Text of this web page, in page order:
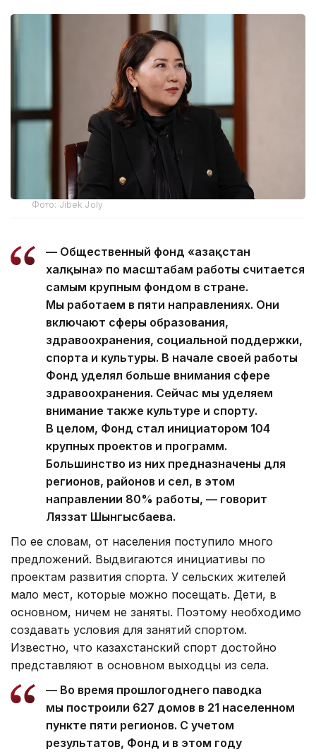
Фото: Jibek Joly
— Общественный фонд «Қазақстан
халқына» по масштабам работы считается
самым крупным фондом в стране.
Мы работаем в пяти направлениях. Они
включают сферы образования,
здравоохранения, социальной поддержки,
спорта и культуры. В начале своей работы
Фонд уделял больше внимания сфере
здравоохранения. Сейчас мы уделяем
внимание также культуре и спорту.
В целом, Фонд стал инициатором 104
крупных проектов и программ.
Большинство из них предназначены для
регионов, районов и сел, в этом
направлении 80% работы, — говорит
Ляззат Шынгысбаева.
По ее словам, от населения поступило много
предложений. Выдвигаются инициативы по
проектам развития спорта. У сельских жителей
мало мест, которые можно посещать. Дети, в
основном, ничем не заняты. Поэтому необходимо
создавать условия для занятий спортом.
Известно, что казахстанский спорт достойно
представляют в основном выходцы из села.
— Во время прошлогоднего паводка
мы построили 627 домов в 21 населенном
пункте пяти регионов. С учетом
результатов, Фонд и в этом году